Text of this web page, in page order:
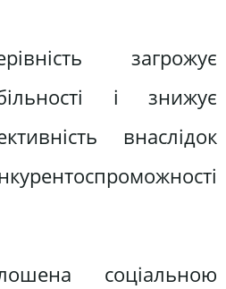
загрожує
і знижує
внаслідок
соціальною